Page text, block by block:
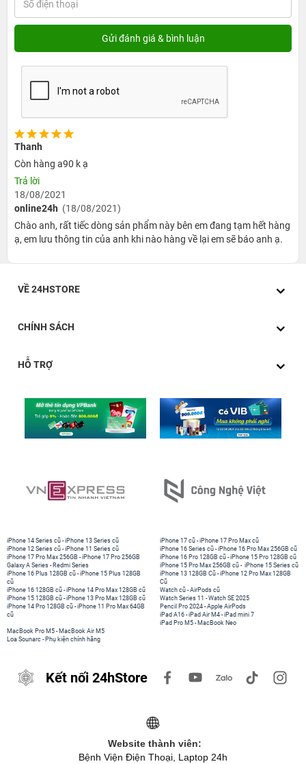
Thanh
Còn hàng a90 k ạ
Trả lời
18/08/2021
online24h (18/08/2021)
Chào anh, rất tiếc dòng sản phẩm này bên em đang tạm hết hàng
ạ, em lưu thông tin của anh khi nào hàng về lại em sẽ báo anh ạ.
VỀ 24HSTORE
CHÍNH SÁCH
HỖ TRỢ
iPhone 14 Series cũ -iPhone 13 Series cũ
iPhone 12 Series cũ -iPhone 11 Series cũ
iPhone 17 Pro Max 256GB -iPhone 17 Pro 256GB
Galaxy A Series - Redmi Series
iPhone 17 cũ -iPhone 17 Pro Max cũ
iPhone 16 Series cũ - iPhone 16 Pro Max 256GB cũ
iPhone 16 Pro 128GB cũ -iPhone 15 Pro 128GB cũ
iPhone 15 Pro Max 256GB cũ - iPhone 15 Series cũ
iPhone 16 Plus 128GB cũ -iPhone 15 Plus 128GB
cũ
iPhone 16 128GB cũ -iPhone 14 Pro Max 128GB cũ
iPhone 15 128GB cũ -iPhone 13 Pro Max 128GB cũ
iPhone 14 Pro 128GB cũ -iPhone 11 Pro Max 64GB
cũ
iPhone 13 128GB Cũ -iPhone 12 Pro Max 128GB
Cũ
Watch cũ -AirPods cũ
Watch Series 11 -Watch SE 2025
Pencil Pro 2024 -Apple AirPods
iPad A16 -iPad Air M4 -iPad mini 7
iPad Pro M5 - MacBook Neo
MacBook Pro M5 - MacBook Air M5
Loa Sounarc - Phụ kiện chính hãng
Kết nối 24hStore
Website thành viên:
Bệnh Viện Điện Thoại, Laptop 24h